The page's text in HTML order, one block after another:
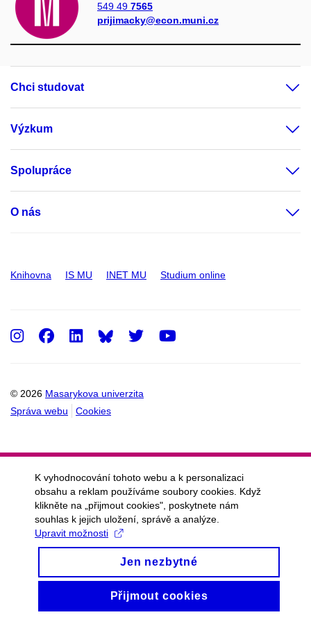
549 49 7565
prijimacky@econ.muni.cz
Chci studovat
Výzkum
Spolupráce
O nás
Knihovna IS MU INET MU Studium online
© 2026 Masarykova univerzita
Správa webu
Cookies
Instagram
Facebook
LinkedInTwitter
K vyhodnocování tohoto webu a k personalizaci
obsahu a reklam používáme soubory cookies. Když
klikněte na „přijmout cookies", poskytnete nám
souhlas k jejich uložení, správě a analýze.
Upravit možnosti
Jen nezbytné
Přijmout cookies